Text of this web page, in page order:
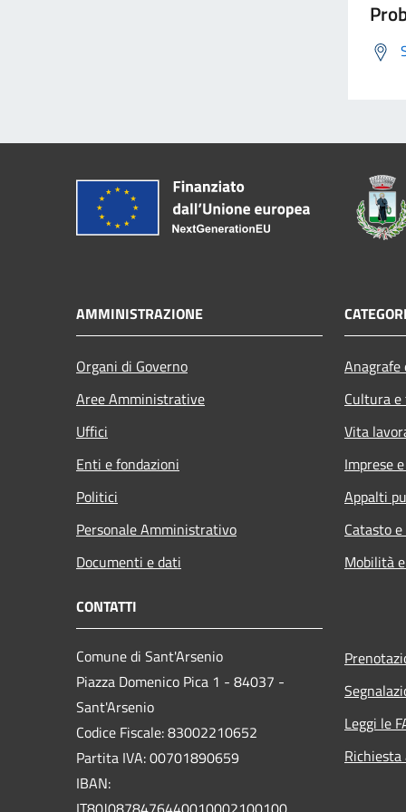
AMMINISTRAZIONE
Organi di Governo
Aree Amministrative
Uffici
Enti e fondazioni
Politici
Personale Amministrativo
Documenti e dati
Cultura
Vita
Imprese
Appalti
Catasto
Mobilità
CONTATTI
Comune di Sant'Arsenio
Piazza Domenico Pica 1 - 84037 -
Sant'Arsenio
Codice Fiscale: 83002210652
Partita IVA: 00701890659
IBAN:
Leggi le